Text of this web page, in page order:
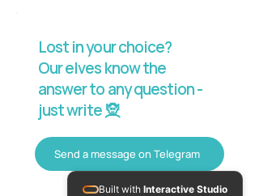
Lost in your choice?
Our elves know the
answer to any question -
just write 🧝
Send a message on Telegram
Built with Interactive Studio